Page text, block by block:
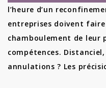
l’heure d’un
entreprises doivent
chamboulement de leur
compétences.
annulations ? Les